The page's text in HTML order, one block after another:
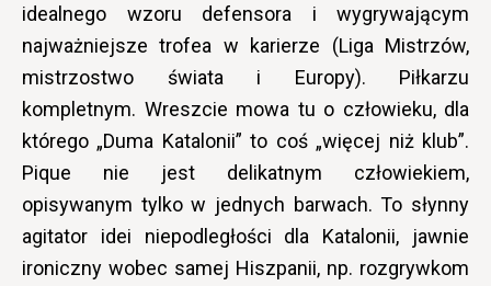
idealnego wzoru defensora i wygrywającym
najważniejsze trofea w karierze (Liga Mistrzów,
mistrzostwo świata i Europy). Piłkarzu
kompletnym. Wreszcie mowa tu o człowieku, dla
którego „Duma Katalonii” to coś „więcej niż klub”.
Pique nie jest delikatnym człowiekiem,
opisywanym tylko w jednych barwach. To słynny
agitator idei niepodległości dla Katalonii, jawnie
ironiczny wobec samej Hiszpanii, np. rozgrywkom